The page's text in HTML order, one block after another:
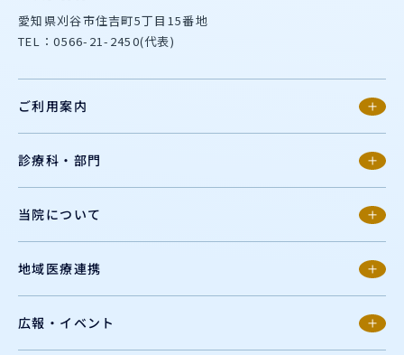
愛知県刈谷市住吉町5丁目15番地
TEL：0566-21-2450(代表)
ご利用案内
診療科・部門
当院について
地域医療連携
広報・イベント